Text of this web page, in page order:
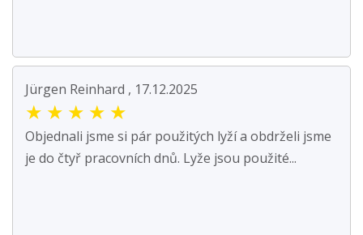
Jürgen Reinhard , 17.12.2025
★ ★ ★ ★ ★
Objednali jsme si pár použitých lyží a obdrželi jsme
je do čtyř pracovních dnů. Lyže jsou použité...